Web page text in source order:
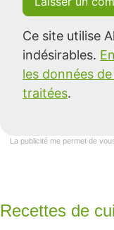
Ce site utilise
indésirables.
les données
traitées.
La publicité me permet de
Recettes de